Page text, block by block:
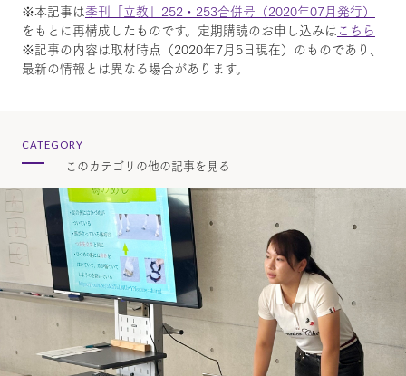
※本記事は季刊「立教」252・253合併号（2020年07月発行）
をもとに再構成したものです。定期購読のお申し込みはこちら
※記事の内容は取材時点（2020年7月5日現在）のものであり、
最新の情報とは異なる場合があります。
CATEGORY
このカテゴリの他の記事を見る